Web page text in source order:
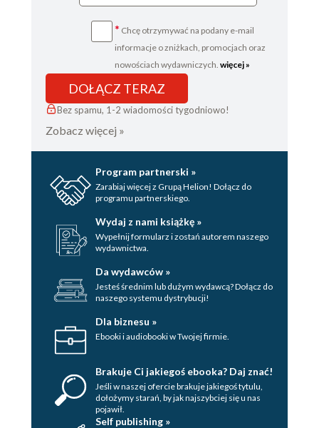
* Chcę otrzymywać na podany e-mail
informacje o zniżkach, promocjach oraz
nowościach wydawniczych. więcej »
DOŁĄCZ TERAZ
Bez spamu, 1-2 wiadomości tygodniowo!
Zobacz więcej »
Program partnerski »
Zarabiaj więcej z Grupą Helion! Dołącz do
programu partnerskiego.
Wydaj z nami książkę »
Wypełnij formularz i zostań autorem naszego
wydawnictwa.
Da wydawców »
Jesteś średnim lub dużym wydawcą? Dołącz do
naszego systemu dystrybucji!
Dla biznesu »
Ebooki i audiobooki w Twojej firmie.
Brakuje Ci jakiegoś ebooka? Daj znać!
Jeśli w naszej ofercie brakuje jakiegoś tytulu,
dołożymy starań, by jak najszybciej się u nas
pojawił.
Self publishing »